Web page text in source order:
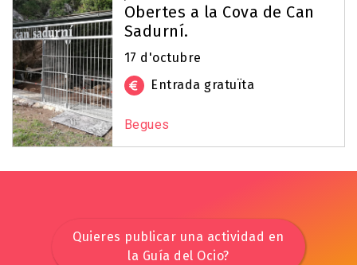
Obertes a la Cova de Can
Sadurní.
17 d'octubre
Entrada gratuïta
Begues
Quieres publicar una actividad en
la Guía del Ocio?